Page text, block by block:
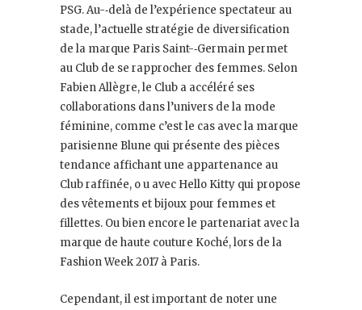
PSG. Au-­‐delà de l’expérience spectateur au
stade, l’actuelle stratégie de diversification
de la marque Paris Saint-­‐Germain permet
au Club de se rapprocher des femmes. Selon
Fabien Allègre, le Club a accéléré ses
collaborations dans l’univers de la mode
féminine, comme c’est le cas avec la marque
parisienne Blune qui présente des pièces
tendance affichant une appartenance au
Club raffinée, o u avec Hello Kitty qui propose
des vêtements et bijoux pour femmes et
fillettes. Ou bien encore le partenariat avec la
marque de haute couture Koché, lors de la
Fashion Week 2017 à Paris.
Cependant, il est important de noter une